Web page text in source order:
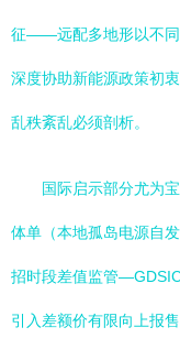
征——远配多地形以不同
深度协助新能源政策初
乱秩紊乱必须剖析。
国际启示部分尤为
体单（本地孤岛电源自
招时段差值监管
引入差额价有限向上报